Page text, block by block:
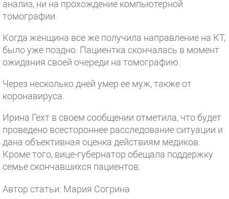
анализ, ни на прохождение компьютерной
томографии.
Когда женщина все же получила направление на КТ,
было уже поздно. Пациентка скончалась в момент
ожидания своей очереди на томографию.
Через несколько дней умер ее муж, также от
коронавируса.
Ирина Гехт в своем сообщении отметила, что будет
проведено всестороннее расследование ситуации и
дана объективная оценка действиям медиков.
Кроме того, вице-губернатор обещала поддержку
семье скончавшихся пациентов.
Автор статьи: Мария Согрина